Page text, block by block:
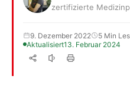
zertifizierte
9. Dezember 2022
5 Min
Aktualisiert13. Februar 2024